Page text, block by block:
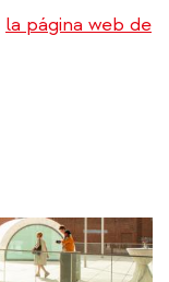
la página web de